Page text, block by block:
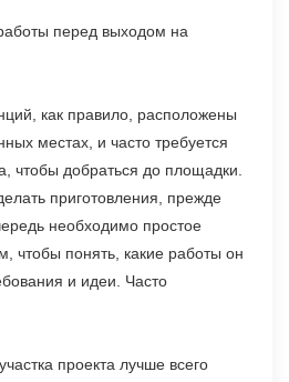
перед выходом на
как правило, расположены
местах, и часто требуется
чтобы добраться до площадки.
приготовления, прежде
необходимо простое
чтобы понять, какие работы он
и идеи. Часто
проекта лучше всего